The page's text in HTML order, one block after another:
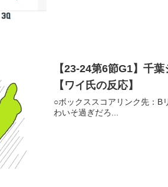
【23-24第6節G1】千
【ワイ氏の反応】
○ボックススコアリンク先：B
わいそ過ぎだろ...